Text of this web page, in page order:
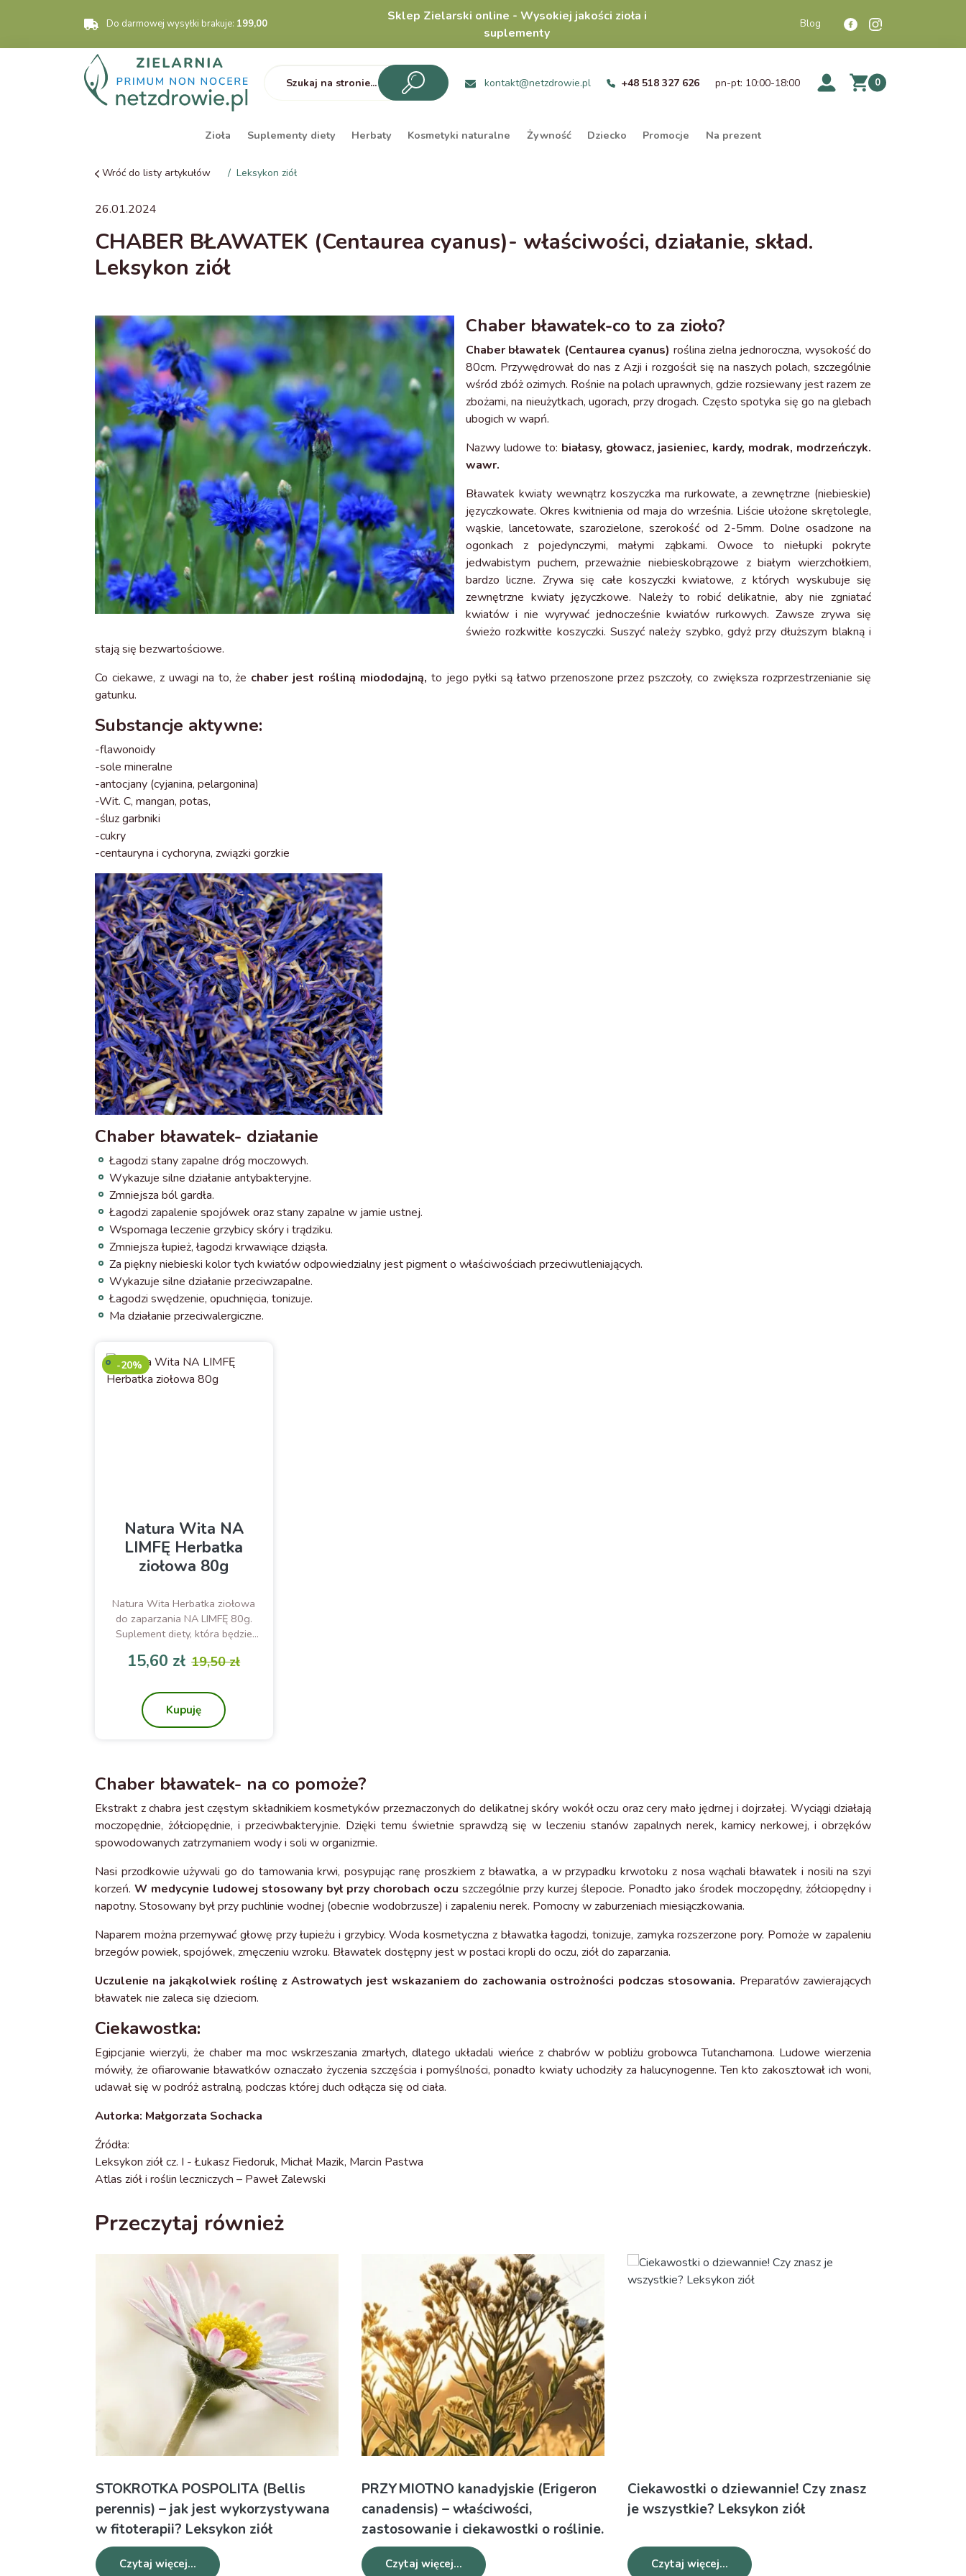
Do darmowej wysyłki brakuje: 199,00
Sklep Zielarski online - Wysokiej jakości zioła i
suplementy
Blog
kontakt@netzdrowie.pl +48 518 327 626 pn-pt: 10:00-18:00 0
Zioła Suplementy diety Herbaty Kosmetyki naturalne Żywność Dziecko Promocje Na prezent
Wróć do listy artykułów Leksykon ziół
26.01.2024
CHABER BŁAWATEK (Centaurea cyanus)- właściwości, działanie, skład.
Leksykon ziół
Chaber bławatek-co to za zioło?
Chaber bławatek (Centaurea cyanus) roślina zielna jednoroczna, wysokość do
80cm. Przywędrował do nas z Azji i rozgościł się na naszych polach, szczególnie
wśród zbóż ozimych. Rośnie na polach uprawnych, gdzie rozsiewany jest razem ze
zbożami, na nieużytkach, ugorach, przy drogach. Często spotyka się go na glebach
ubogich w wapń.
Nazwy ludowe to: białasy, głowacz, jasieniec, kardy, modrak, modrzeńczyk.
wawr.
Bławatek kwiaty wewnątrz koszyczka ma rurkowate, a zewnętrzne (niebieskie)
języczkowate. Okres kwitnienia od maja do września. Liście ułożone skrętolegle,
wąskie, lancetowate, szarozielone, szerokość od 2-5mm. Dolne osadzone na
ogonkach z pojedynczymi, małymi ząbkami. Owoce to niełupki pokryte
jedwabistym puchem, przeważnie niebieskobrązowe z białym wierzchołkiem,
bardzo liczne. Zrywa się całe koszyczki kwiatowe, z których wyskubuje się
zewnętrzne kwiaty języczkowe. Należy to robić delikatnie, aby nie zgniatać
kwiatów i nie wyrywać jednocześnie kwiatów rurkowych. Zawsze zrywa się
świeżo rozkwitłe koszyczki. Suszyć należy szybko, gdyż przy dłuższym blakną i
stają się bezwartościowe.
Co ciekawe, z uwagi na to, że chaber jest rośliną miododajną, to jego pyłki są łatwo przenoszone przez pszczoły, co zwiększa rozprzestrzenianie się
gatunku.
Substancje aktywne:
-flawonoidy
-sole mineralne
-antocjany (cyjanina, pelargonina)
-Wit. C, mangan, potas,
-śluz garbniki
-cukry
-centauryna i cychoryna, związki gorzkie
Chaber bławatek- działanie
Łagodzi stany zapalne dróg moczowych.
Wykazuje silne działanie antybakteryjne.
Zmniejsza ból gardła.
Łagodzi zapalenie spojówek oraz stany zapalne w jamie ustnej.
Wspomaga leczenie grzybicy skóry i trądziku.
Zmniejsza łupież, łagodzi krwawiące dziąsła.
Za piękny niebieski kolor tych kwiatów odpowiedzialny jest pigment o właściwościach przeciwutleniających.
Wykazuje silne działanie przeciwzapalne.
Łagodzi swędzenie, opuchnięcia, tonizuje.
Ma działanie przeciwalergiczne.
Natura Wita NA
LIMFĘ Herbatka
ziołowa 80g
Natura Wita Herbatka ziołowa
do zaparzania NA LIMFĘ 80g.
Suplement diety, która będzie
nadmiernej ilości wody
15,60 zł 19,50 zł
Kupuję
-20%
Chaber bławatek- na co pomoże?
Ekstrakt z chabra jest częstym składnikiem kosmetyków przeznaczonych do delikatnej skóry wokół oczu oraz cery mało jędrnej i dojrzałej. Wyciągi działają
moczopędnie, żółciopędnie, i przeciwbakteryjnie. Dzięki temu świetnie sprawdzą się w leczeniu stanów zapalnych nerek, kamicy nerkowej, i obrzęków
spowodowanych zatrzymaniem wody i soli w organizmie.
Nasi przodkowie używali go do tamowania krwi, posypując ranę proszkiem z bławatka, a w przypadku krwotoku z nosa wąchali bławatek i nosili na szyi
korzeń. W medycynie ludowej stosowany był przy chorobach oczu szczególnie przy kurzej ślepocie. Ponadto jako środek moczopędny, żółciopędny i
napotny. Stosowany był przy puchlinie wodnej (obecnie wodobrzusze) i zapaleniu nerek. Pomocny w zaburzeniach miesiączkowania.
Naparem można przemywać głowę przy łupieżu i grzybicy. Woda kosmetyczna z bławatka łagodzi, tonizuje, zamyka rozszerzone pory. Pomoże w zapaleniu
brzegów powiek, spojówek, zmęczeniu wzroku. Bławatek dostępny jest w postaci kropli do oczu, ziół do zaparzania.
Uczulenie na jakąkolwiek roślinę z Astrowatych jest wskazaniem do zachowania ostrożności podczas stosowania. Preparatów zawierających
bławatek nie zaleca się dzieciom.
Ciekawostka:
Egipcjanie wierzyli, że chaber ma moc wskrzeszania zmarłych, dlatego układali wieńce z chabrów w pobliżu grobowca Tutanchamona. Ludowe wierzenia
mówiły, że ofiarowanie bławatków oznaczało życzenia szczęścia i pomyślności, ponadto kwiaty uchodziły za halucynogenne. Ten kto zakosztował ich woni,
udawał się w podróż astralną, podczas której duch odłącza się od ciała.
Autorka: Małgorzata Sochacka
Źródła:
Leksykon ziół cz. I - Łukasz Fiedoruk, Michał Mazik, Marcin Pastwa
Atlas ziół i roślin leczniczych – Paweł Zalewski
Przeczytaj również
STOKROTKA POSPOLITA (Bellis
perennis) – jak jest wykorzystywana
w fitoterapii? Leksykon ziół
Czytaj więcej...
PRZYMIOTNO kanadyjskie (Erigeron
canadensis) – właściwości,
zastosowanie i ciekawostki o roślinie.
Leksykon ziół
Czytaj więcej...
Ciekawostki o dziewannie! Czy znasz
je wszystkie? Leksykon ziół
Czytaj więcej...